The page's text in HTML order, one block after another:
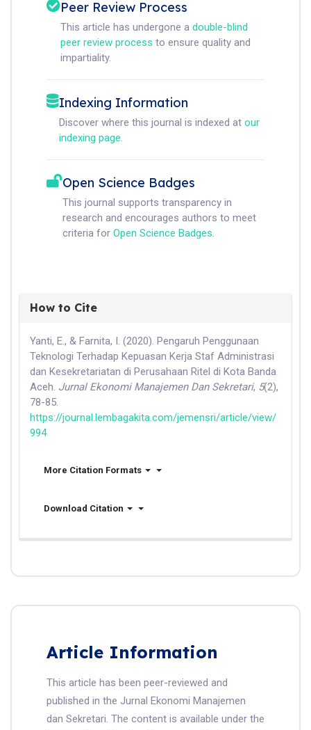
Peer Review Process
This article has undergone a double-blind
peer review process to ensure quality and
impartiality.
Indexing Information
Discover where this journal is indexed at our
indexing page.
Open Science Badges
This journal supports transparency in
research and encourages authors to meet
criteria for Open Science Badges.
How to Cite
Yanti, E., & Farnita, I. (2020). Pengaruh Penggunaan
Teknologi Terhadap Kepuasan Kerja Staf Administrasi
dan Kesekretariatan di Perusahaan Ritel di Kota Banda
Aceh. Jurnal Ekonomi Manajemen Dan Sekretari, 5(2),
78-85.
https://journal.lembagakita.com/jemensri/article/view/
994
More Citation Formats
Download Citation
Article Information
This article has been peer-reviewed and
published in the Jurnal Ekonomi Manajemen
dan Sekretari. The content is available under the